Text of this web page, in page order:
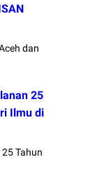
dan
25
Ilmu di
Tahun